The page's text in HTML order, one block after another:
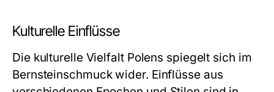
Kulturelle Einflüsse
Die kulturelle Vielfalt Polens spiegelt sich im
Bernsteinschmuckwider. Einflüsse aus